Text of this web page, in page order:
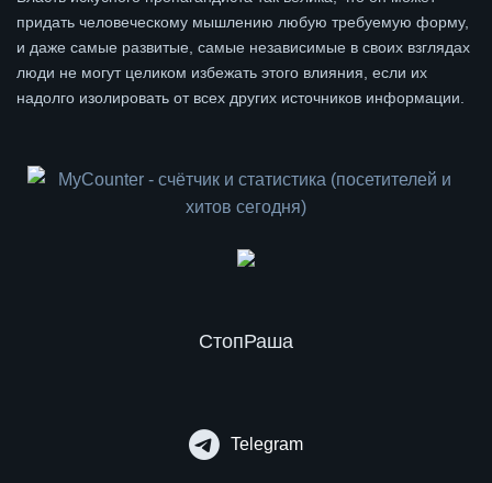
придать человеческому мышлению любую требуемую форму,
и даже самые развитые, самые независимые в своих взглядах
люди не могут целиком избежать этого влияния, если их
надолго изолировать от всех других источников информации.
СтопРаша
Telegram